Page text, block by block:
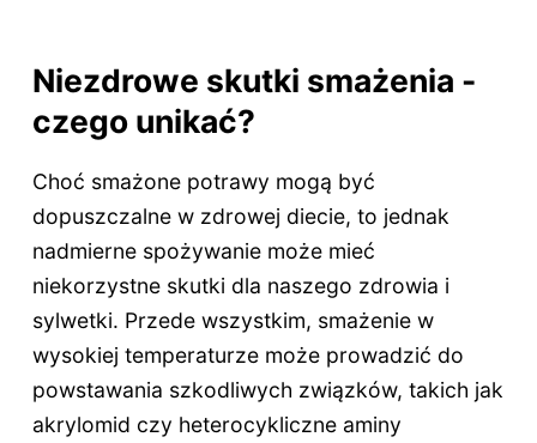
Niezdrowe skutki smażenia -
czego unikać?
Choć smażone potrawy mogą być
dopuszczalne w zdrowej diecie, to jednak
nadmierne spożywanie może mieć
niekorzystne skutki dla naszego zdrowia i
sylwetki. Przede wszystkim, smażenie w
wysokiej temperaturze może prowadzić do
powstawania szkodliwych związków, takich jak
akrylomid czy heterocykliczne aminy